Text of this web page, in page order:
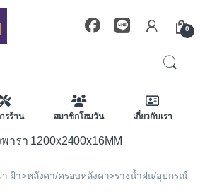
0
รร้าน สมาชิกโฮมวัน เกี่ยวกับเรา
ารา 1200x2400x16MM
า ฝ้า>หลังคา/ครอบหลังคา>รางน้ำฝน/อุปกรณ์